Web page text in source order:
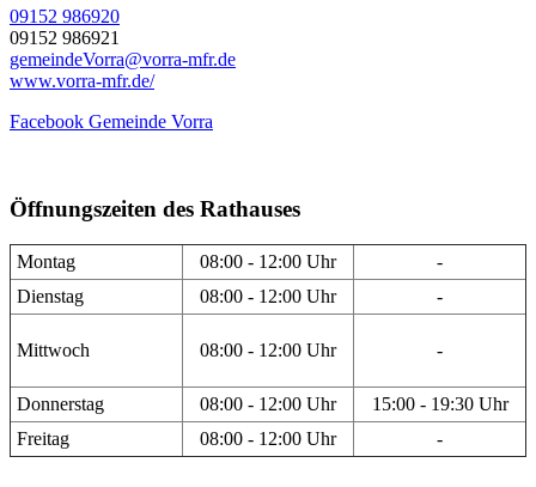
09152 986920
09152 986921
gemeindeVorra@vorra-mfr.de
www.vorra-mfr.de/
Facebook Gemeinde Vorra
Öffnungszeiten des Rathauses
Montag 08:00 - 12:00 Uhr
-
Dienstag
08:00 - 12:00 Uhr -
Mittwoch 08:00 - 12:00 Uhr -
Donnerstag 08:00 - 12:00 Uhr
15:00 - 19:30 Uhr
Freitag
08:00 - 12:00 Uhr -